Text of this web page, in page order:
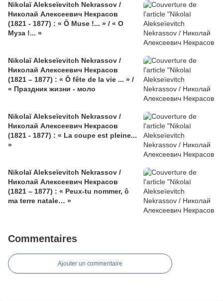
Nikolaï Alekseïevitch Nekrassov /
Николай Алексеевич Некрасов
(1821 - 1877) : « Ô Muse !... » / « О
Муза !... »
Nikolaï Alekseïevitch Nekrassov /
Николай Алексеевич Некрасов
(1821 – 1877) : « Ô fête de la vie ... » /
« Праздник жизни - моло
Nikolaï Alekseïevitch Nekrassov /
Николай Алексеевич Некрасов
(1821 - 1877) : « La coupe est pleine...
»
Nikolaï Alekseïevitch Nekrassov /
Николай Алексеевич Некрасов
(1821 – 1877) : « Peux-tu nommer, ô
ma terre natale… »
Commentaires
Ajouter un commentaire